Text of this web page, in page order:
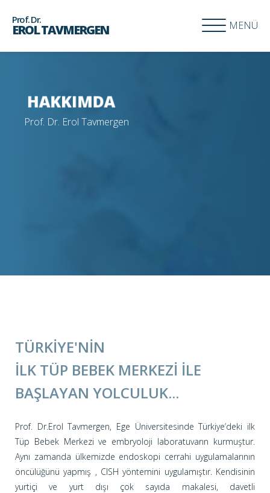
Prof. Dr.
EROL TAVMERGEN MENÜ
HAKKIMDA
Prof. Dr. Erol Tavmergen
TÜRKIYE'NIN
İLK TÜP BEBEK MERKEZI ILE
BAŞLAYAN YOLCULUK...
Prof. Dr.Erol Tavmergen, Ege Üniversitesinde Türkiye’deki ilk
Tüp Bebek Merkezi ve embryoloji laboratuvarın kurmuştur.
Aynı zamanda ülkemizde endoskopi cerrahi uygulamalarının
öncülüğünü yapmış , CISH yöntemini uygulamıştır. Kendisinin
yurtiçi ve yurt dışı çok sayıda makalesi, davetli